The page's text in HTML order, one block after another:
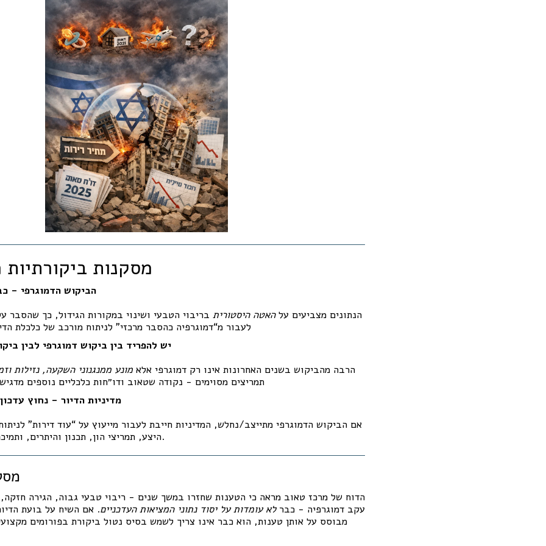
📊 מסקנות
1. הביקוש הדמוגרפי -
הנתונים מצביעים עלהאטה היסטורית בריבוי הטבעי ושינוי במקורות הגידול, כך שהסבר
לעבור מ“דמוגרפיה כהסבר מרכזי” לניתוח מורכב של כלכלת
2. יש להפריד בין ביקוש דמוגרפי לבין
הרבה מהביקוש בשנים האחרונות אינו רק דמוגרפי אלא מונע ממנגנוני השקעה, נזילות
תמריצים מסוימים - נקודה שטאוב ודו״חות כלכליים נוספים
3. מדיניות הדיור - נחוץ
אם הביקוש הדמוגרפי מתייצב/נחלש, המדיניות חייבת לעבור מייעוץ על “עוד דירות”
היצע, תמריצי הון, תכנון והיתרים, ותמיכה בשוק השכירות.
הדוח של מרכז טאוב מראה כי הטענות שחזרו במשך שנים - ריבוי טבעי גבוה, הגירה
עקב דמוגרפיה - כברלא עומדות על יסוד נתוני המציאות העדכניים. אם השיח על בועת
מבוסס על אותן טענות, הוא כבר אינו צריך לשמש בסיס נטול ביקורת בפורומים